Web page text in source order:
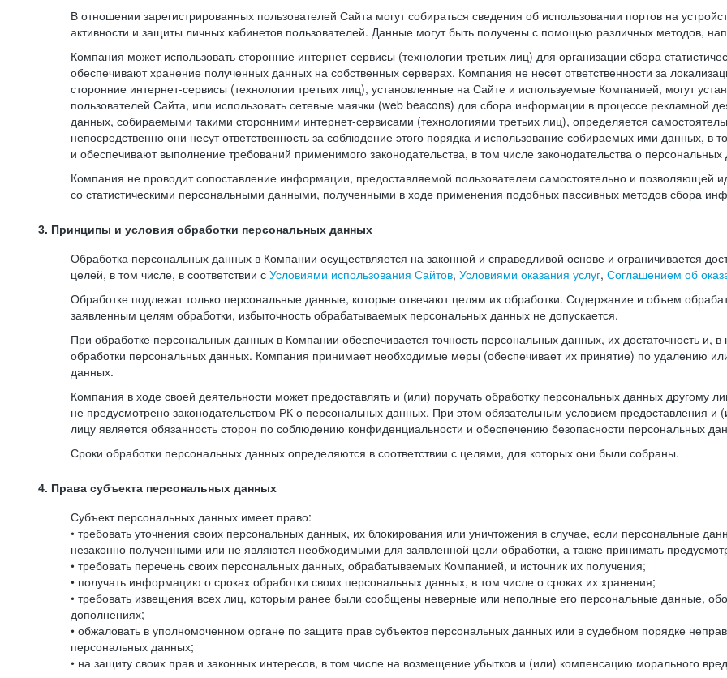
В отношении зарегистрированных пользователей Сайта могут собираться сведения об использовании портов на
активности и защиты личных кабинетов пользователей. Данные могут быть получены с помощью различных методов,
Компания может использовать сторонние интернет-сервисы (технологии третьих лиц) для организации сбора
обеспечивают хранение полученных данных на собственных серверах. Компания не несет ответственности за
сторонние интернет-сервисы (технологии третьих лиц), установленные на Сайте и используемые Компанией, могут
пользователей Сайта, или использовать сетевые маячки (web beacons) для сбора информации в процессе рекламной
данных, собираемыми такими сторонними интернет-сервисами (технологиями третьих лиц), определяется
непосредственно они несут ответственность за соблюдение этого порядка и использование собираемых ими данных, в
и обеспечивают выполнение требований применимого законодательства, в том числе законодательства о
Компания не проводит сопоставление информации, предоставляемой пользователем самостоятельно и позволяющей
со статистическими персональными данными, полученными в ходе применения подобных пассивных методов сбора
3. Принципы и условия обработки персональных данных
Обработка персональных данных в Компании осуществляется на законной и справедливой основе и ограничивается
целей, в том числе, в соответствии с Условиями использования Сайтов, Условиями оказания услуг, Соглашением об
Обработке подлежат только персональные данные, которые отвечают целям их обработки. Содержание и объем
заявленным целям обработки, избыточность обрабатываемых персональных данных не допускается.
При обработке персональных данных в Компании обеспечивается точность персональных данных, их достаточность и,
обработки персональных данных. Компания принимает необходимые меры (обеспечивает их принятие) по удалению
данных.
Компания в ходе своей деятельности может предоставлять и (или) поручать обработку персональных данных другому
не предусмотрено законодательством РК о персональных данных. При этом обязательным условием предоставления
лицу является обязанность сторон по соблюдению конфиденциальности и обеспечению безопасности персональных
Сроки обработки персональных данных определяются в соответствии с целями, для которых они были собраны.
4. Права субъекта персональных данных
Субъект персональных данных имеет право:
• требовать уточнения своих персональных данных, их блокирования или уничтожения в случае, если персональные
незаконно полученными или не являются необходимыми для заявленной цели обработки, а также принимать
• требовать перечень своих персональных данных, обрабатываемых Компанией, и источник их получения;
• получать информацию о сроках обработки своих персональных данных, в том числе о сроках их хранения;
• требовать извещения всех лиц, которым ранее были сообщены неверные или неполные его персональные данные,
дополнениях;
• обжаловать в уполномоченном органе по защите прав субъектов персональных данных или в судебном порядке
персональных данных;
• на защиту своих прав и законных интересов, в том числе на возмещение убытков и (или) компенсацию морального